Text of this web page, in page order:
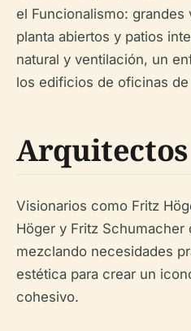
el Funcionalismo: grandes
planta abiertos y patios
natural y ventilación, un
los edificios de oficinas de
Visionarios como Fritz
Höger y Fritz Schumacher
mezclando necesidades
estética para crear un
cohesivo.